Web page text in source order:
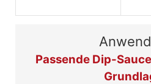
Passende Dip-